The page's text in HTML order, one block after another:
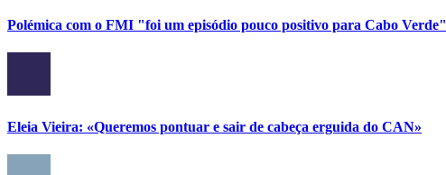
Polémica com o FMI "foi um episódio pouco positivo para Cabo Verde"
Eleia Vieira: «Queremos pontuar e sair de cabeça erguida do CAN»